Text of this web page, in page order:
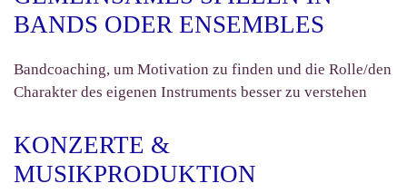
BANDS ODER ENSEMBLES
Bandcoaching, um Motivation zu finden und die Rolle/den
Charakter des eigenen Instruments besser zu verstehen
KONZERTE &
MUSIKPRODUKTION